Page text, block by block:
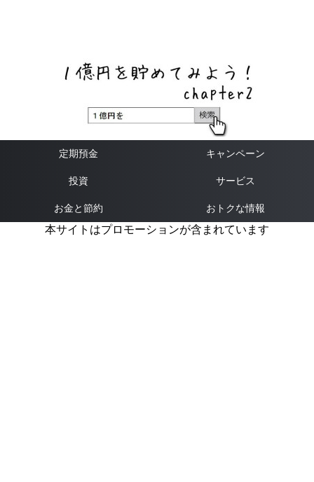
定期預金 キャンペーン
投資 サービス
お金と節約 おトクな情報
本サイトはプロモーションが含まれています